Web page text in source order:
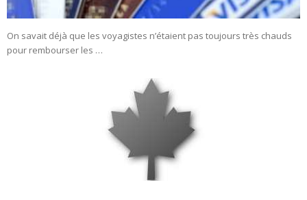
On savait déjà que les voyagistes n’étaient pas toujours très chauds
pour rembourser les …